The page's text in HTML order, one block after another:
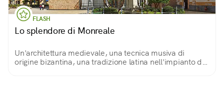
FLASH
Lo splendore di Monreale
Un'architettura medievale, una tecnica musiva di
origine bizantina, una tradizione latina nell'impianto di